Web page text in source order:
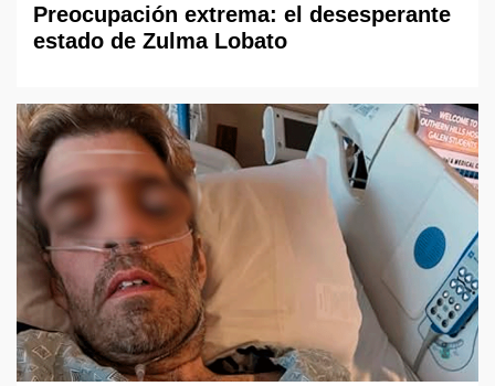
Preocupación extrema: el desesperante
estado de Zulma Lobato